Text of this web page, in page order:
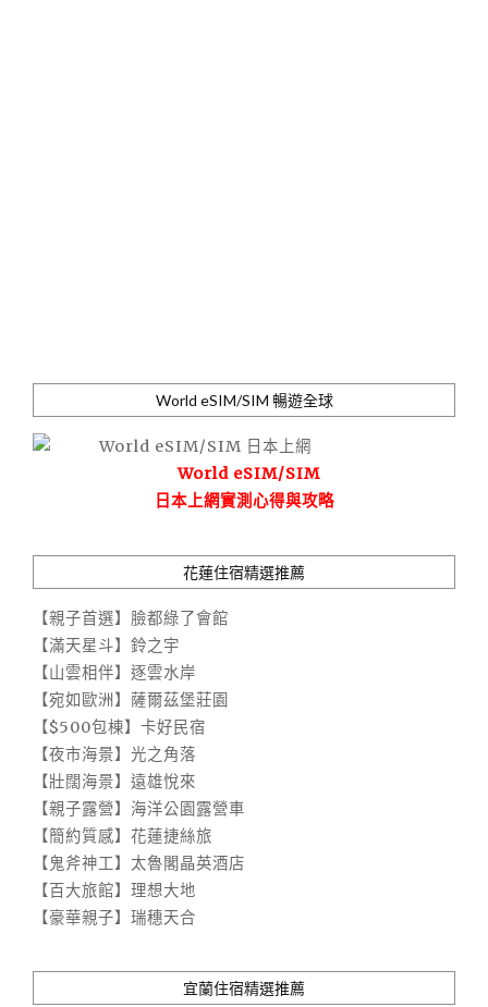
World eSIM/SIM 暢遊全球
World eSIM/SIM
日本上網實測心得與攻略
花蓮住宿精選推薦
【親子首選】臉都綠了會館
【滿天星斗】鈴之宇
【山雲相伴】逐雲水岸
【宛如歐洲】薩爾茲堡莊園
【$500包棟】卡好民宿
【夜市海景】光之角落
【壯闊海景】遠雄悅來
【親子露營】海洋公園露營車
【簡約質感】花蓮捷絲旅
【鬼斧神工】太魯閣晶英酒店
【百大旅館】理想大地
【豪華親子】瑞穗天合
宜蘭住宿精選推薦